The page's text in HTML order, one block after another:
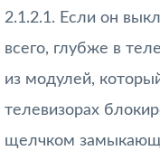
2.1.2.1. Если он
всего, глубже в
из модулей,
телевизорах
щелчком